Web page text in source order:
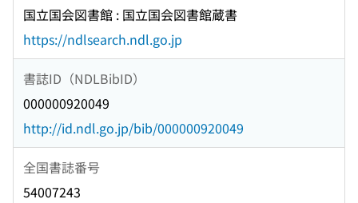
国立国会図書館 : 国立国会図書館蔵書
https://ndlsearch.ndl.go.jp
書誌ID（NDLBibID）
000000920049
http://id.ndl.go.jp/bib/000000920049
全国書誌番号
54007243